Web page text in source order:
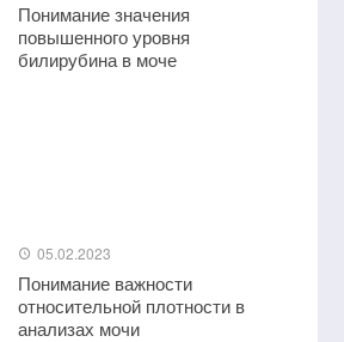
Понимание значения
повышенного уровня
билирубина в моче
05.02.2023
Понимание важности
относительной плотности в
анализах мочи